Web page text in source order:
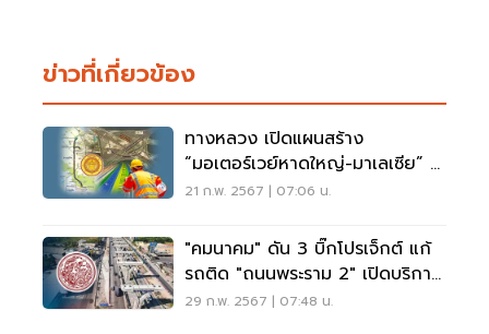
ข่าวที่เกี่ยวข้อง
ทางหลวง เปิดแผนสร้าง
“มอเตอร์เวย์หาดใหญ่-มาเลเซีย” 4
หมื่นล้าน
21 ก.พ. 2567 | 07:06 น.
"คมนาคม" ดัน 3 บิ๊กโปรเจ็กต์ แก้
รถติด "ถนนพระราม 2" เปิดบริการ
ปี 68
29 ก.พ. 2567 | 07:48 น.